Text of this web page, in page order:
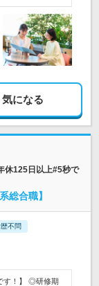
気になる
休125日以上#5秒で
総合職】
不問
す！】 ◎研修期